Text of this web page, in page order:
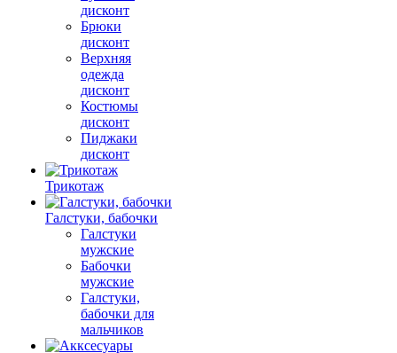
дисконт
Брюки
дисконт
Верхняя
одежда
дисконт
Костюмы
дисконт
Пиджаки
дисконт
Трикотаж
Галстуки, бабочки
Галстуки
мужские
Бабочки
мужские
Галстуки,
бабочки для
мальчиков